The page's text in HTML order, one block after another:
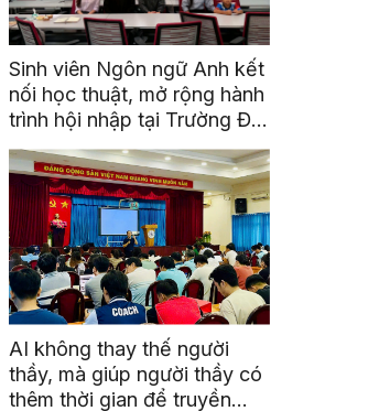
Sinh viên Ngôn ngữ Anh kết
nối học thuật, mở rộng hành
trình hội nhập tại Trường Đại
học Quốc gia Malaysia
AI không thay thế người
thầy, mà giúp người thầy có
thêm thời gian để truyền